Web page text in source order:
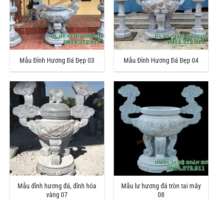
Mẫu Đỉnh Hương Đá Đẹp 03 Mẫu Đỉnh Hương Đá Đẹp 04
Mẫu đỉnh hương đá, đỉnh hóa
vàng 07
Mẫu lư hương đá tròn tai mây
08